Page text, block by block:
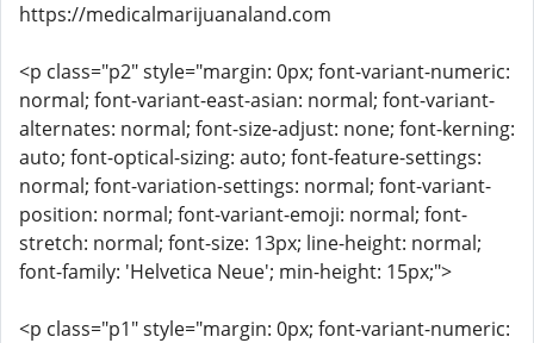
https://medicalmarijuanaland.com
<p class="p2" style="margin: 0px; font-variant-numeric:
normal; font-variant-east-asian: normal; font-variant-
alternates: normal; font-size-adjust: none; font-kerning:
auto; font-optical-sizing: auto; font-feature-settings:
normal; font-variation-settings: normal; font-variant-
position: normal; font-variant-emoji: normal; font-
stretch: normal; font-size: 13px; line-height: normal;
font-family: 'Helvetica Neue'; min-height: 15px;">
<p class="p1" style="margin: 0px; font-variant-numeric: